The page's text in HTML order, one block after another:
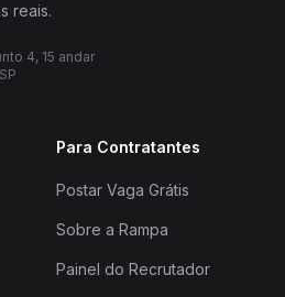
reais.
4, 15 andar
Para Contratantes
Postar Vaga Grátis
Sobre a Rampa
Painel do Recrutador